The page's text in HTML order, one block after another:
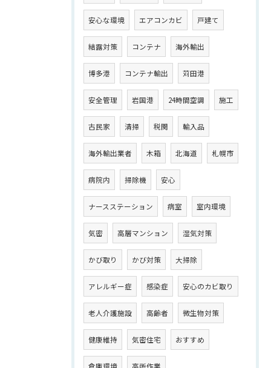
安心な環境 エアコンカビ 戸建て
結露対策 コンテナ 海外輸出
博多港 コンテナ輸出 苅田港
安全管理 岩国港 24時間空調 施工
古民家 清掃 税関 輸入品
海外輸出業者 木箱 北海道 札幌市
病院内 掃除機 安心
ナースステーション 病室 室内環境
気密 高層マンション 湿気対策
かび取り かび対策 大掃除
アレルギー症 感染症 安心のカビ取り
老人介護施設 高齢者 微生物対策
健康維持 気密住宅 おすすめ
倉庫環境 高所作業